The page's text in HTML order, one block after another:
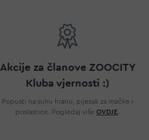
Akcije za članove ZOOCITY
Kluba vjernosti :)
Popusti na suhu hranu, pijesak za mačke i
poslastice. Pogledaj više OVDJE